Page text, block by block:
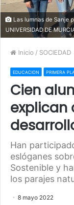
Las lumnas de Sanje
UNIVERSIDAD DE
Inicio / SOCIEDAD
EDUCACION PRIMERA
Cien
explican
Han
eslóganes
Sostenible y
los parajes
8 mayo 2022